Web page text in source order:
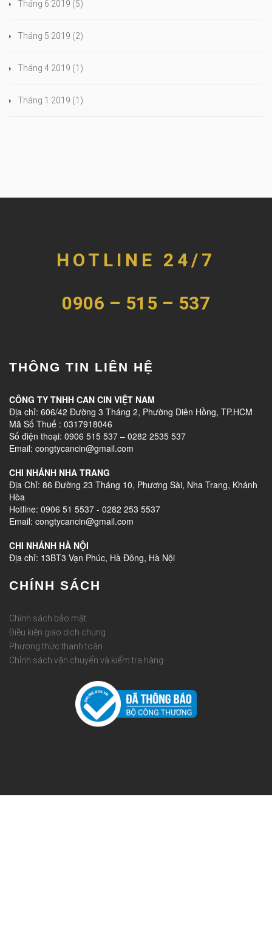
Tháng 6 2019 (5)
Tháng 5 2019 (2)
Tháng 4 2019 (1)
Tháng 1 2019 (1)
HOTLINE 24/7
0906 – 515 – 537
THÔNG TIN LIÊN HỆ
CÔNG TY TNHH CAN CIN VIỆT NAM
Địa chỉ: 606/42 Đường 3 Tháng 2, Phường Diên Hồng, TP.HCM
Mã Số Thuế : 0317918046
Số điện thoại: 0906 515 537 – 0282 2535 537
Email: congtycancin@gmail.com
CHI NHÁNH NHA TRANG
Địa Chỉ: 86 Đường 23 Tháng 10, Phương Sài, Nha Trang, Khánh
Hòa
Hotline: 0906 51 5537 - 0282 253 5537
Email: congtycancin@gmail.com
CHI NHÁNH HÀ NỘI
Địa chỉ: 13BT3 Vạn Phúc, Hà Đông, Hà Nội
CHÍNH SÁCH
Chính sách bảo mật
Điều kiện giao dịch chung
Phương thức thanh toán
Chỉnh sách vận chuyển và kiểm tra hàng